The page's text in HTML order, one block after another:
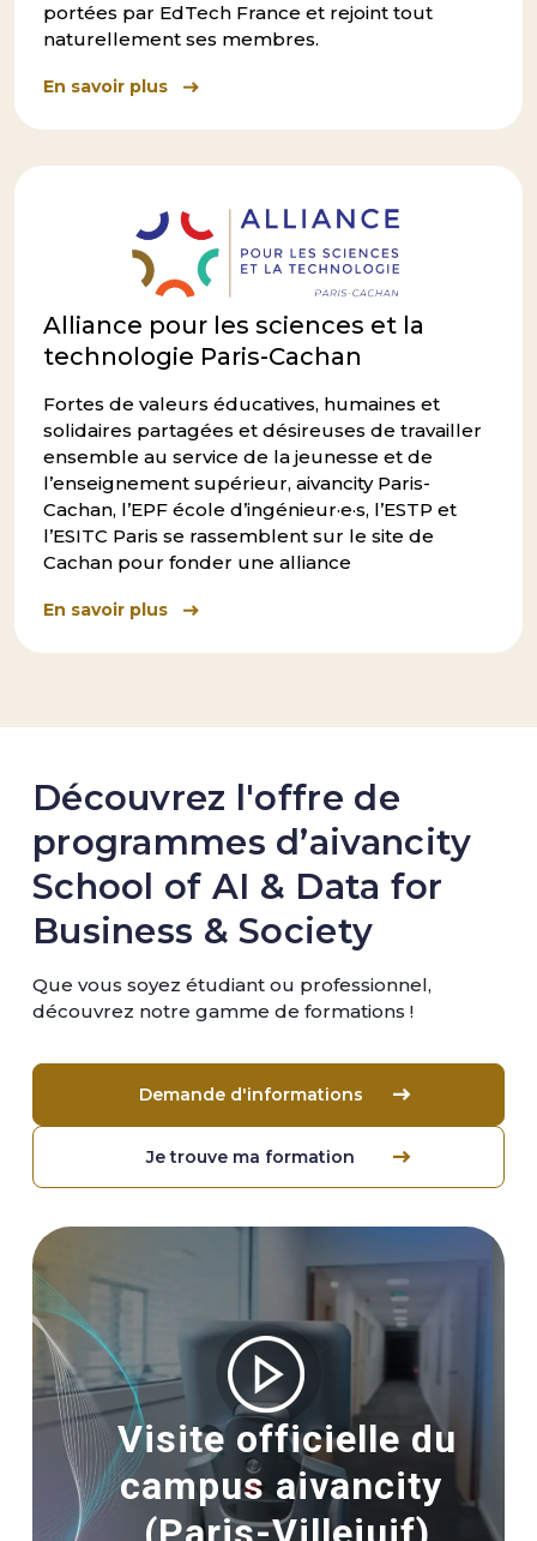
portées par EdTech France et rejoint tout
naturellement ses membres.
En savoir plus
Alliance pour les sciences et la
technologie Paris-Cachan
Fortes de valeurs éducatives, humaines et
solidaires partagées et désireuses de travailler
ensemble au service de la jeunesse et de
l’enseignement supérieur, aivancity Paris-
Cachan, l’EPF école d’ingénieur·e·s, l’ESTP et
l’ESITC Paris se rassemblent sur le site de
Cachan pour fonder une alliance
En savoir plus
Découvrez l'offre de
programmes d’aivancity
School of AI & Data for
Business & Society
Que vous soyez étudiant ou professionnel,
découvrez notre gamme de formations !
Demande d'informations
Je trouve ma formation
Image
Visite officielle du
campus aivancity